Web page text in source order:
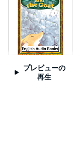
プレビューの
再生